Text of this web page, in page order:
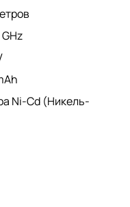
Ni-Cd (Никель-